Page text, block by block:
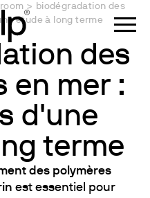
>
biodégradation des
étude à long terme
des
en mer :
d'une
terme
des polymères
est essentiel pour